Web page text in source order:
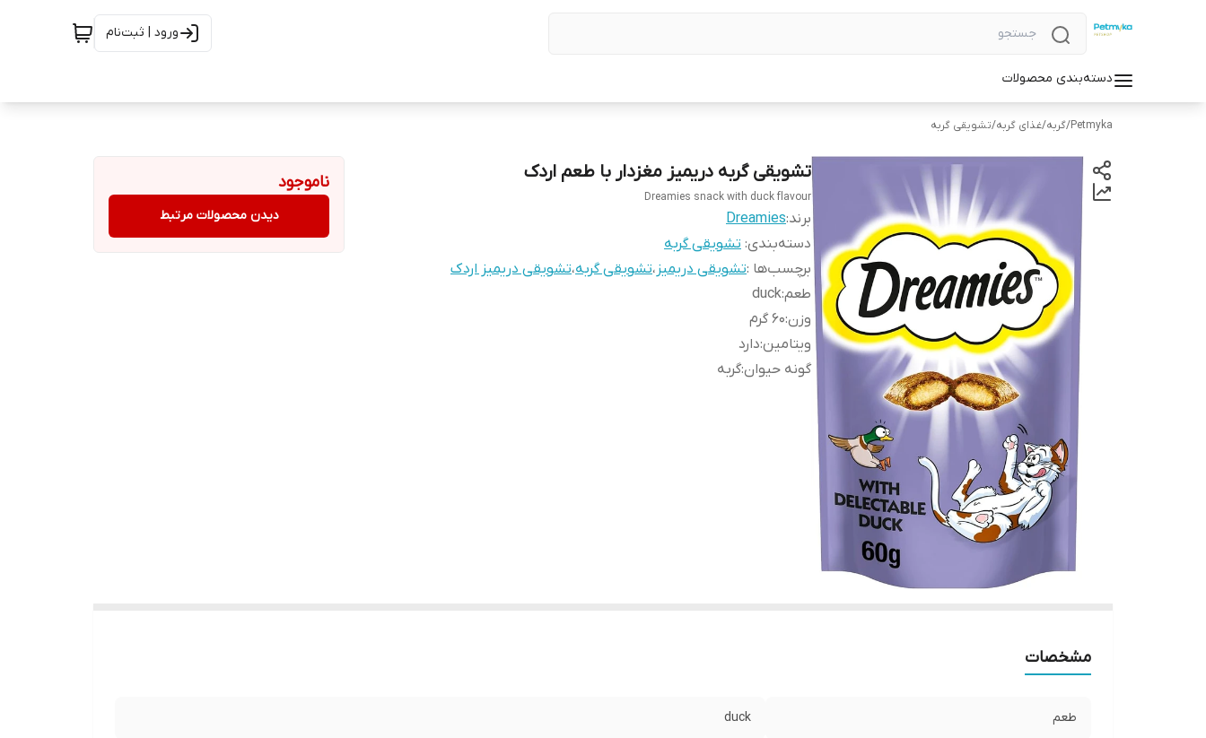
ورود | ثبت‌نام
دسته‌بندی محصولات
Petmyka
/گربه/غذای گربه/تشویقی گربه
تشویقی گربه دریمیز مغزدار با طعم اردک
Dreamies snack with duck flavour
برند:Dreamies
دسته‌بندی: تشویقی گربه
برچسب‌ها :تشویقی دریمیز ،تشویقی گربه،تشویقی دریمیز اردک
طعم:
duck
وزن:60 گرم
ویتامین:دارد
گونه حیوان:گربه
ناموجود
دیدن محصولات مرتبط
مشخصات
طعم duck